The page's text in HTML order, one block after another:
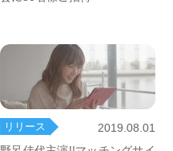
リリース
2019.08.01